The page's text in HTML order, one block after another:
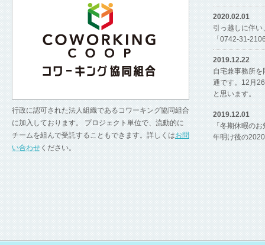
行政に認可された法人組織であるコワーキング協同組合
に加入しております。 プロジェクト単位で、流動的に
チームを組んで受託することもできます。詳しくはお問
い合わせ ください。
2020.02.01
引っ越しに伴
「0742-31-
2019.12.22
自宅兼事務所
通です。12月
と思います。
2019.12.01
「冬期休暇の
年明け後の